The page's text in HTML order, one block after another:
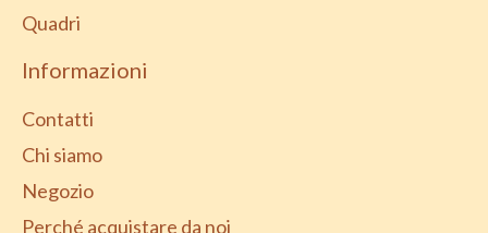
Quadri
Informazioni
Contatti
Chi siamo
Negozio
Perché acquistare da noi